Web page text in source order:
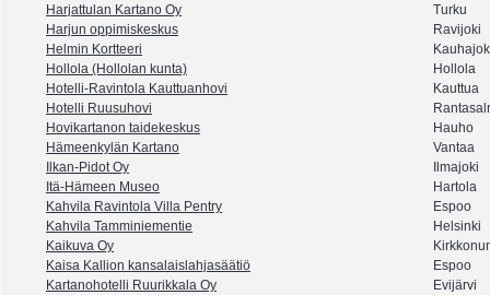
Harjattulan Kartano Oy
Turku
Harjun oppimiskeskus
Ravijoki
Helmin Kortteeri
Hollola (Hollolan kunta)
Hollola
Hotelli-Ravintola Kauttuanhovi
Kauttua
Hotelli Ruusuhovi
Hovikartanon taidekeskus
Hauho
Hämeenkylän Kartano
Vantaa
Ilkan-Pidot Oy
Ilmajoki
Itä-Hämeen Museo
Hartola
Kahvila Ravintola Villa Pentry
Espoo
Kahvila Tamminiementie
Helsinki
Kaikuva Oy
Kaisa Kallion kansalaislahjasäätiö
Espoo
Kartanohotelli Ruurikkala Oy
Evijärvi